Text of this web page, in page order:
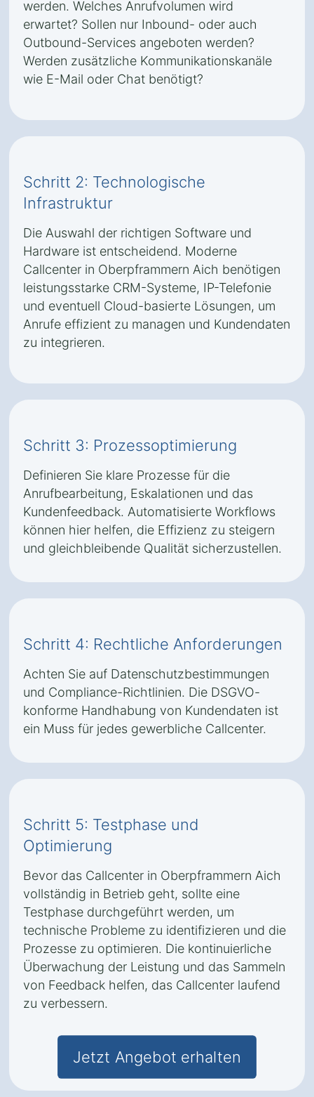
werden. Welches Anrufvolumen wird
erwartet? Sollen nur Inbound- oder auch
Outbound-Services angeboten werden?
Werden zusätzliche Kommunikationskanäle
wie E-Mail oder Chat benötigt?
Schritt 2: Technologische
Infrastruktur
Die Auswahl der richtigen Software und
Hardware ist entscheidend. Moderne
Callcenter in Oberpframmern Aich benötigen
leistungsstarke CRM-Systeme, IP-Telefonie
und eventuell Cloud-basierte Lösungen, um
Anrufe effizient zu managen und Kundendaten
zu integrieren.
Schritt 3: Prozessoptimierung
Definieren Sie klare Prozesse für die
Anrufbearbeitung, Eskalationen und das
Kundenfeedback. Automatisierte Workflows
können hier helfen, die Effizienz zu steigern
und gleichbleibende Qualität sicherzustellen.
Schritt 4: Rechtliche Anforderungen
Achten Sie auf Datenschutzbestimmungen
und Compliance-Richtlinien. Die DSGVO-
konforme Handhabung von Kundendaten ist
ein Muss für jedes gewerbliche Callcenter.
Schritt 5: Testphase und
Optimierung
Bevor das Callcenter in Oberpframmern Aich
vollständig in Betrieb geht, sollte eine
Testphase durchgeführt werden, um
technische Probleme zu identifizieren und die
Prozesse zu optimieren. Die kontinuierliche
Überwachung der Leistung und das Sammeln
von Feedback helfen, das Callcenter laufend
zu verbessern.
Jetzt Angebot erhalten